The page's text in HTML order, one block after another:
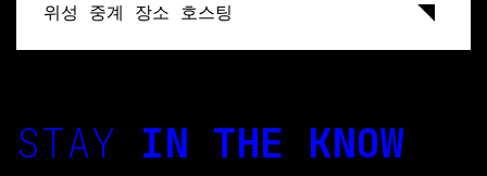
위성 중계 장소 호스팅
STAY IN THE KNOW